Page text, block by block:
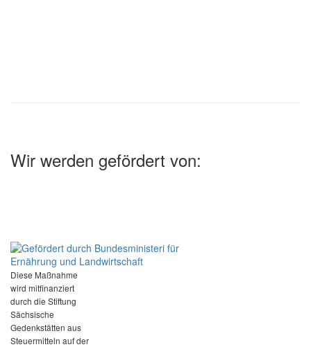
Wir werden gefördert von:
Diese Maßnahme
wird mitfinanziert
durch die Stiftung
Sächsische
Gedenkstätten aus
Steuermitteln auf der